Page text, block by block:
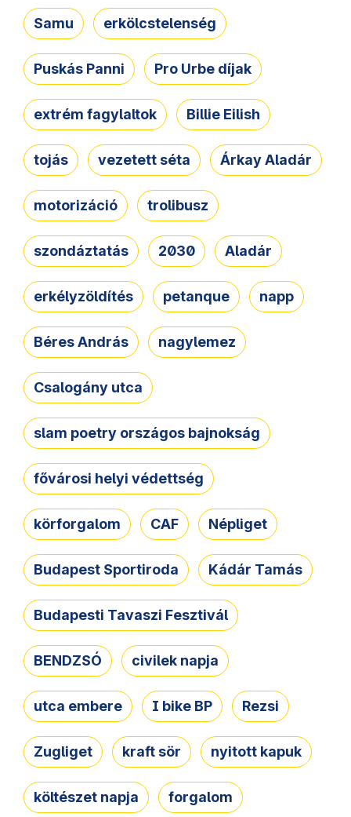
Samu erkölcstelenség
Puskás Panni Pro Urbe díjak
extrém fagylaltok Billie Eilish
tojás vezetett séta Árkay Aladár
motorizáció trolibusz
szondáztatás 2030 Aladár
erkélyzöldítés petanque napp
Béres András nagylemez
Csalogány utca
slam poetry országos bajnokság
fővárosi helyi védettség
körforgalom CAF Népliget
Budapest Sportiroda Kádár Tamás
Budapesti Tavaszi Fesztivál
BENDZSÓ civilek napja
utca embere I bike BP Rezsi
Zugliget kraft sör nyitott kapuk
költészet napja forgalom